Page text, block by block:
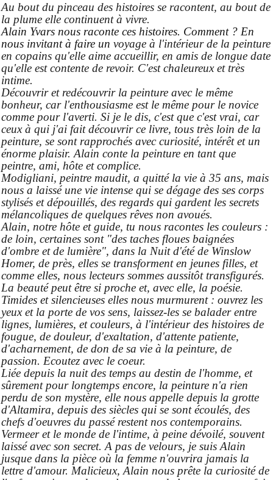
Au bout du pinceau des histoires se racontent, au bout de
la plume elle continuent à vivre.
Alain Yvars nous raconte ces histoires. Comment ? En
nous invitant à faire un voyage à l'intérieur de la peinture
en copains qu'elle aime accueillir, en amis de longue date
qu'elle est contente de revoir. C'est chaleureux et très
intime.
Découvrir et redécouvrir la peinture avec le même
bonheur, car l'enthousiasme est le même pour le novice
comme pour l'averti. Si je le dis, c'est que c'est vrai, car
ceux à qui j'ai fait découvrir ce livre, tous très loin de la
peinture, se sont rapprochés avec curiosité, intérêt et un
énorme plaisir. Alain conte la peinture en tant que
peintre, ami, hôte et complice.
Modigliani, peintre maudit, a quitté la vie à 35 ans, mais
nous a laissé une vie intense qui se dégage des ses corps
stylisés et dépouillés, des regards qui gardent les secrets
mélancoliques de quelques rêves non avoués.
Alain, notre hôte et guide, tu nous racontes les couleurs :
de loin, certaines sont "des taches floues baignées
d'ombre et de lumière", dans la Nuit d'été de Winslow
Homer, de près, elles se transforment en jeunes filles, et
comme elles, nous lecteurs sommes aussitôt transfigurés.
La beauté peut être si proche et, avec elle, la poésie.
Timides et silencieuses elles nous murmurent : ouvrez les
yeux et la porte de vos sens, laissez-les se balader entre
lignes, lumières, et couleurs, à l'intérieur des histoires de
fougue, de douleur, d'exaltation, d'attente patiente,
d'acharnement, de don de sa vie à la peinture, de
passion. Ecoutez avec le coeur.
Liée depuis la nuit des temps au destin de l'homme, et
sûrement pour longtemps encore, la peinture n'a rien
perdu de son mystère, elle nous appelle depuis la grotte
d'Altamira, depuis des siècles qui se sont écoulés, des
chefs d'oeuvres du passé restent nos contemporains.
Vermeer et le monde de l'intime, à peine dévoilé, souvent
laissé avec son secret. A pas de velours, je suis Alain
jusque dans la pièce où la femme n'ouvrira jamais la
lettre d'amour. Malicieux, Alain nous prête la curiosité de